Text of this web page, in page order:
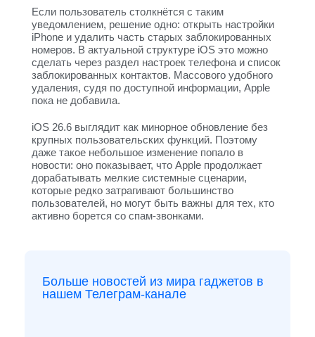
Если пользователь столкнётся с таким
уведомлением, решение одно: открыть настройки
iPhone и удалить часть старых заблокированных
номеров. В актуальной структуре iOS это можно
сделать через раздел настроек телефона и список
заблокированных контактов. Массового удобного
удаления, судя по доступной информации, Apple
пока не добавила.
iOS 26.6 выглядит как минорное обновление без
крупных пользовательских функций. Поэтому
даже такое небольшое изменение попало в
новости: оно показывает, что Apple продолжает
дорабатывать мелкие системные сценарии,
которые редко затрагивают большинство
пользователей, но могут быть важны для тех, кто
активно борется со спам-звонками.
Больше новостей из мира гаджетов в
нашем Телеграм-канале